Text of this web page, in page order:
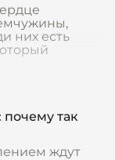
них есть
так
ждут